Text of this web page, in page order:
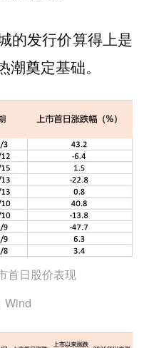
的发行价算得上是
潮奠定基础。
首日股价表现
Wind